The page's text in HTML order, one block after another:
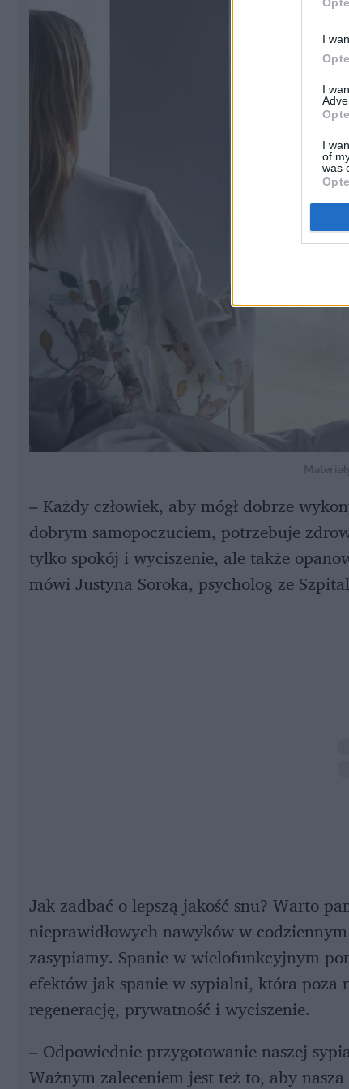
I
I
I
of
was
– Każdy człowiek, aby mógł dobrze
dobrym samopoczuciem, potrzebuje
tylko spokój i wyciszenie, ale także
mówi Justyna Soroka, psycholog ze
Jak zadbać o lepszą jakość snu? Warto
nieprawidłowych nawyków w
zasypiamy. Spanie w wielofunkcyjnym
efektów jak spanie w sypialni, która poza
regenerację, prywatność i wyciszenie.
– Odpowiednie przygotowanie naszej
Ważnym zaleceniem jest też to, aby